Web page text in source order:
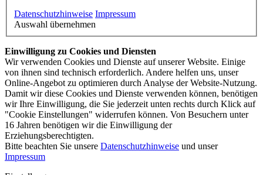
Datenschutzhinweise Impressum
Auswahl übernehmen
Einwilligung zu Cookies und Diensten
Wir verwenden Cookies und Dienste auf unserer Website. Einige
von ihnen sind technisch erforderlich. Andere helfen uns, unser
Online-Angebot zu optimieren durch Analyse der Website-Nutzung.
Damit wir diese Cookies und Dienste verwenden können, benötigen
wir Ihre Einwilligung, die Sie jederzeit unten rechts durch Klick auf
"Cookie Einstellungen" widerrufen können. Von Besuchern unter
16 Jahren benötigen wir die Einwilligung der
Erziehungsberechtigten.
Bitte beachten Sie unsere Datenschutzhinweise und unser
Impressum